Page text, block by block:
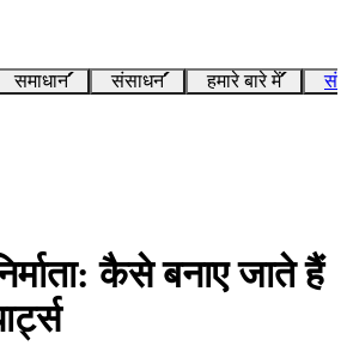
समाधान संसाधन हमारे बारे में
कैसे बनाए जाते हैं